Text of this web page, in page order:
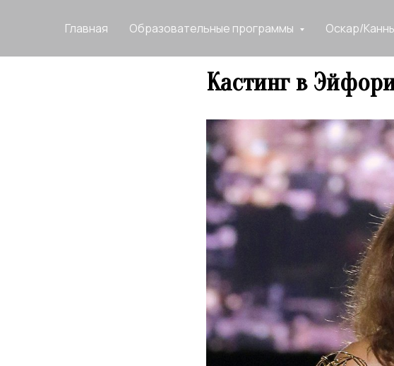
Главная Образовательные программы Оскар/
Кастинг в